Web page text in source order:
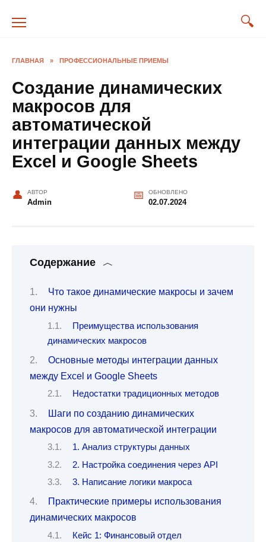
ГЛАВНАЯ » ПРОФЕССИОНАЛЬНЫЕ ПРИЕМЫ
Создание динамических
макросов для
автоматической
интеграции данных между
Excel и Google Sheets
АВТОР
Admin
ОБНОВЛЕНО
02.07.2024
Содержание
Что такое динамические макросы и зачем
они нужны
Преимущества использования
динамических макросов
Основные методы интеграции данных
между Excel и Google Sheets
Недостатки традиционных методов
Шаги по созданию динамических
макросов для автоматической интеграции
1. Анализ структуры данных
2. Настройка соединения через API
3. Написание логики макроса
Практические примеры использования
динамических макросов
Кейс 1: Финансовый отдел